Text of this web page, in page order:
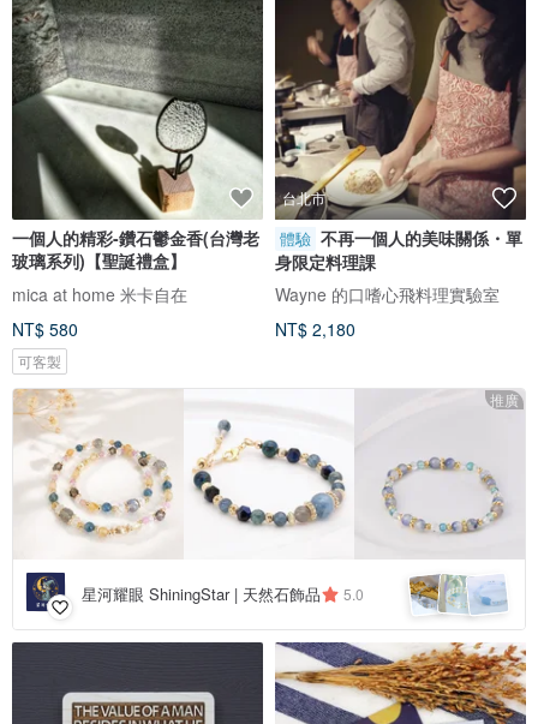
一個人的精彩-鑽石鬱金香(台灣老
玻璃系列)【聖誕禮盒】
mica at home 米卡自在
NT$ 580
可客製
台北市
體驗 不再一個人的美味關係・單
身限定料理課
Wayne 的口嗜心飛料理實驗室
NT$ 2,180
推廣
星河耀眼 ShiningStar | 天然石飾品 5.0